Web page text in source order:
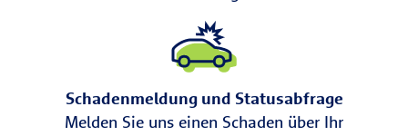
Schadenmeldung und Statusabfrage
Melden Sie uns einen Schaden über Ihr